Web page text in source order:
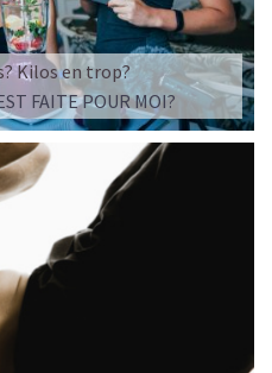
Kilos en trop?
FAITE POUR MOI?